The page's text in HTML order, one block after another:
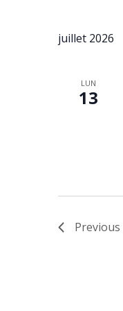
juillet 2026
LUN
13
Previous